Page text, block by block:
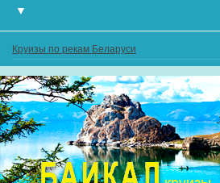
▼
Круизы по рекам Беларуси